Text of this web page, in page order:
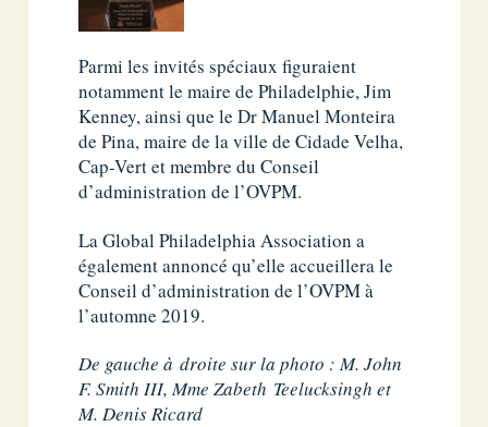
Parmi les invités spéciaux figuraient
notamment le maire de Philadelphie, Jim
Kenney, ainsi que le Dr Manuel Monteira
de Pina, maire de la ville de Cidade Velha,
Cap-Vert et membre du Conseil
d’administration de l’OVPM.
La Global Philadelphia Association a
également annoncé qu’elle accueillera le
Conseil d’administration de l’OVPM à
l’automne 2019.
De gauche à droite sur la photo : M. John
F. Smith III, Mme Zabeth Teelucksingh et
M. Denis Ricard